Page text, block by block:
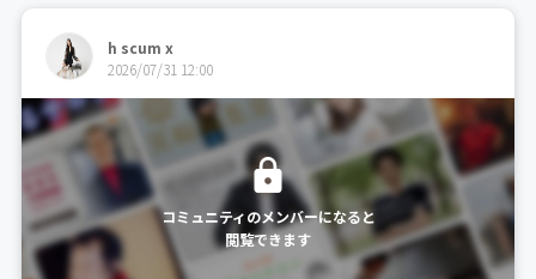
h scum x
2026/07/31 12:00
コミュニティのメンバーになると
閲覧できます